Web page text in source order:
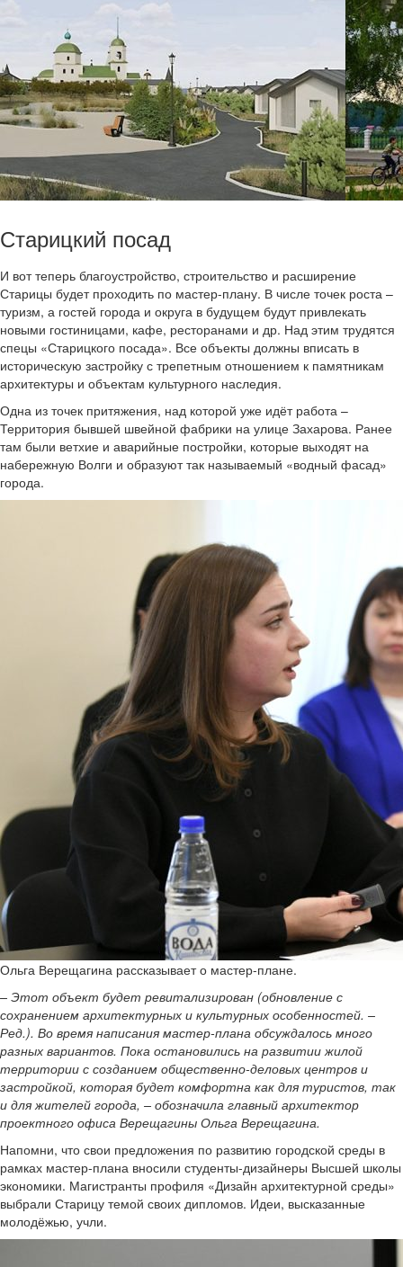
Старицкий посад
И вот теперь благоустройство, строительство и расширение
Старицы будет проходить по мастер-плану. В числе точек роста –
туризм, а гостей города и округа в будущем будут привлекать
новыми гостиницами, кафе, ресторанами и др. Над этим трудятся
спецы «Старицкого посада». Все объекты должны вписать в
историческую застройку с трепетным отношением к памятникам
архитектуры и объектам культурного наследия.
Одна из точек притяжения, над которой уже идёт работа –
Территория бывшей швейной фабрики на улице Захарова. Ранее
там были ветхие и аварийные постройки, которые выходят на
набережную Волги и образуют так называемый «водный фасад»
города.
Ольга Верещагина рассказывает о мастер-плане.
– Этот объект будет ревитализирован (обновление с
сохранением архитектурных и культурных особенностей. –
Ред.). Во время написания мастер-плана обсуждалось много
разных вариантов. Пока остановились на развитии жилой
территории с созданием общественно-деловых центров и
застройкой, которая будет комфортна как для туристов, так
и для жителей города, – обозначила главный архитектор
проектного офиса Верещагины Ольга Верещагина.
Напомни, что свои предложения по развитию городской среды в
рамках мастер-плана вносили студенты-дизайнеры Высшей школы
экономики. Магистранты профиля «Дизайн архитектурной среды»
выбрали Старицу темой своих дипломов. Идеи, высказанные
молодёжью, учли.